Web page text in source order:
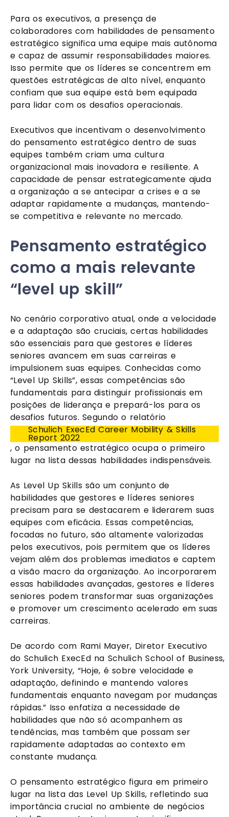
Para os executivos, a presença de
colaboradores com habilidades de pensamento
estratégico significa uma equipe mais autônoma
e capaz de assumir responsabilidades maiores.
Isso permite que os líderes se concentrem em
questões estratégicas de alto nível, enquanto
confiam que sua equipe está bem equipada
para lidar com os desafios operacionais.
Executivos que incentivam o desenvolvimento
do pensamento estratégico dentro de suas
equipes também criam uma cultura
organizacional mais inovadora e resiliente. A
capacidade de pensar estrategicamente ajuda
a organização a se antecipar a crises e a se
adaptar rapidamente a mudanças, mantendo-
se competitiva e relevante no mercado.
Pensamento estratégico
como a mais relevante
“level up skill”
No cenário corporativo atual, onde a velocidade
e a adaptação são cruciais, certas habilidades
são essenciais para que gestores e líderes
seniores avancem em suas carreiras e
impulsionem suas equipes. Conhecidas como
“Level Up Skills”, essas competências são
fundamentais para distinguir profissionais em
posições de liderança e prepará-los para os
desafios futuros. Segundo o relatório
Schulich ExecEd Career Mobility & Skills
Report 2022
, o pensamento estratégico ocupa o primeiro
lugar na lista dessas habilidades indispensáveis.
As Level Up Skills são um conjunto de
habilidades que gestores e líderes seniores
precisam para se destacarem e liderarem suas
equipes com eficácia. Essas competências,
focadas no futuro, são altamente valorizadas
pelos executivos, pois permitem que os líderes
vejam além dos problemas imediatos e captem
a visão macro da organização. Ao incorporarem
essas habilidades avançadas, gestores e líderes
seniores podem transformar suas organizações
e promover um crescimento acelerado em suas
carreiras.
De acordo com Rami Mayer, Diretor Executivo
do Schulich ExecEd na Schulich School of Business,
York University, “Hoje, é sobre velocidade e
adaptação, definindo e mantendo valores
fundamentais enquanto navegam por mudanças
rápidas.” Isso enfatiza a necessidade de
habilidades que não só acompanhem as
tendências, mas também que possam ser
rapidamente adaptadas ao contexto em
constante mudança.
O pensamento estratégico figura em primeiro
lugar na lista das Level Up Skills, refletindo sua
importância crucial no ambiente de negócios